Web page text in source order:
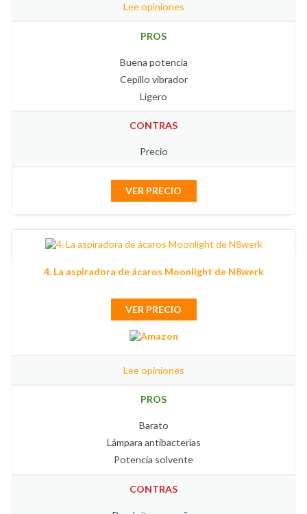
Lee opiniones
PROS
Buena potencia
Cepillo vibrador
Ligero
CONTRAS
Precio
VER PRECIO
4. La aspiradora de ácaros Moonlight de N8werk
VER PRECIO
Lee opiniones
PROS
Barato
Lámpara antibacterias
Potencia solvente
CONTRAS